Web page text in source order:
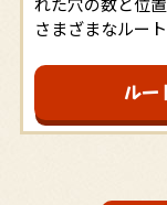
さまざまなルー
ルー